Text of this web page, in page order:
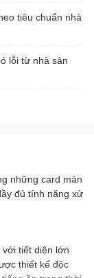
tiêu chuẩn nhà
lỗi từ nhà sản
những card màn
đủ tính năng xử
tiết diện lớn
thiết kế độc